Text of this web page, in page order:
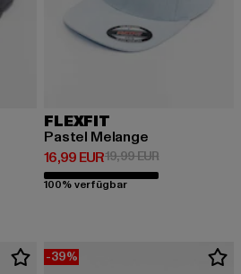
27,99 EUR
FLEXFIT
Pastel Melange
16,99 EUR
Derzeitiger Preis: 16,99 EUR
19,99 EURAktionspreis:
100% verfügbar
-39%